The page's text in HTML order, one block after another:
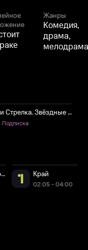
Жанры
Комедия,
драма,
мелодрама
Белка и Стрелка. Звёздные собаки
Подписка
Край
02:05 - 04:00